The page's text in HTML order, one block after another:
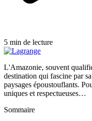
5 min de lecture
L'Amazonie, souvent
destination qui fascine par
paysages époustouflants.
uniques et respectueuses…
Sommaire